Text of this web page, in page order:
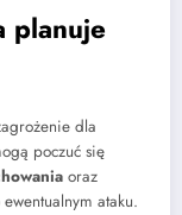
planuje
dla
poczuć się
oraz
ataku.